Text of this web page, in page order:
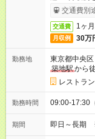
ービス利用
交通費別
交通費 1ヶ
月収例 30万
勤務地
東京都中央区
築地駅から
レストラ
勤務時間 09:00-17:30
期間 即日～長期